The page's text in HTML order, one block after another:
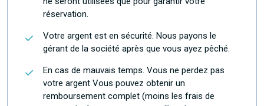
réservation.
Votre argent est en sécurité. Nous payons le
gérant de la société après que vous ayez pêché.
En cas de mauvais temps. Vous ne perdez pas
votre argent Vous pouvez obtenir un
remboursement complet (moins les frais de